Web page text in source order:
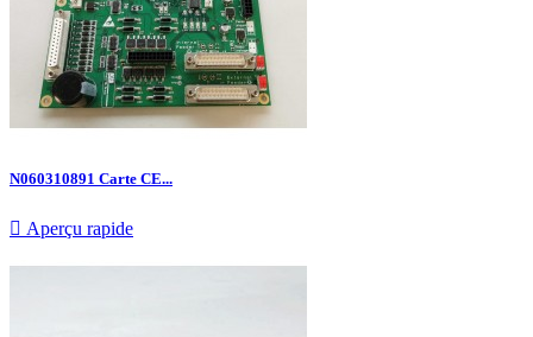
N060310891 Carte CE...
 Aperçu rapide